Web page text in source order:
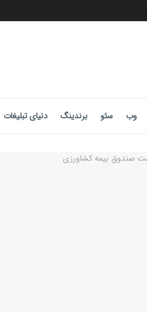
وب سئو برندینگ دنیای تبلیغات